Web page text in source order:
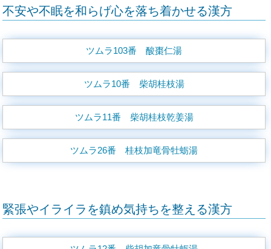
不安や不眠を和らげ心を落ち着かせる漢方
ツムラ103番 酸棗仁湯
ツムラ10番 柴胡桂枝湯
ツムラ11番 柴胡桂枝乾姜湯
ツムラ26番 桂枝加竜骨牡蛎湯
緊張やイライラを鎮め気持ちを整える漢方